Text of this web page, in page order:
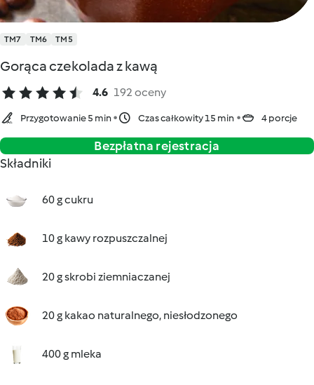
TM7 TM6 TM5
Gorąca czekolada z kawą
4.6 192 oceny
Przygotowanie 5 min Czas całkowity 15 min 4 porcje
Bezpłatna rejestracja
Składniki
60 g cukru
10 g kawy rozpuszczalnej
20 g skrobi ziemniaczanej
20 g kakao naturalnego, niesłodzonego
400 g mleka